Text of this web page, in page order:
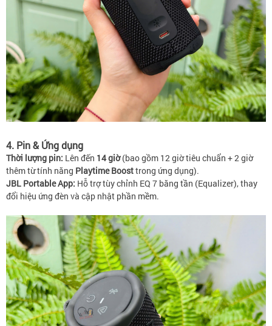
4. Pin & Ứng dụng
Thời lượng pin: Lên đến 14 giờ(bao gồm 12 giờ tiêu chuẩn + 2 giờ
thêm từ tính năng Playtime Boosttrong ứng dụng).
JBL Portable App: Hỗ trợ tùy chỉnh EQ 7 băng tần (Equalizer), thay
đổi hiệu ứng đèn và cập nhật phần mềm.